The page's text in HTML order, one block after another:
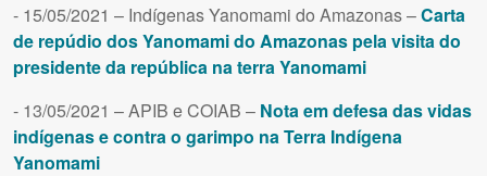
- 15/05/2021 – Indígenas Yanomami do Amazonas –Carta
de repúdio dos Yanomami do Amazonas pela visita do
presidente da república na terra Yanomami
- 13/05/2021 – APIB e COIAB – Nota em defesa das vidas
indígenas e contra o garimpo na Terra Indígena
Yanomami